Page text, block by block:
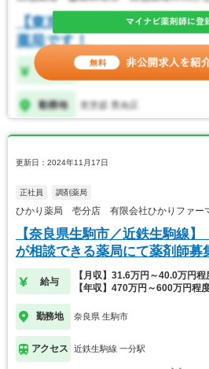
更新日：2024年11月17日
正社員 調剤薬局
ひかり薬局 壱分店 有限会社ひかりファー
【奈良県生駒市／近鉄生駒線
が相談できる薬局にて薬剤師募
給与
【月収】31.6万円～40.0万円
【年収】470万円～600万円程
勤務地 奈良県 生駒市
アクセス 近鉄生駒線 一分駅